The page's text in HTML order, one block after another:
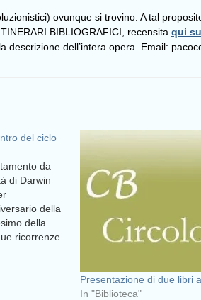
ovunque si trovino. A tal
BIBLIOGRAFICI, recensita qui su
descrizione dell’intera opera. Email:
del ciclo
da
di Darwin
della
della
ricorrenze
Presentazione di due libri
In "Biblioteca"